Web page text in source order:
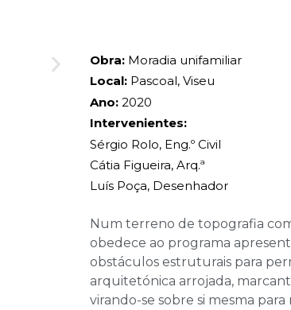
Obra: Moradia unifamiliar
Local: Pascoal, Viseu
Ano: 2020
Intervenientes:
Sérgio Rolo, Eng.º Civil
Cátia Figueira, Arq.ª
Luís Poça, Desenhador
Num terreno de topografia
obedece ao programa
obstáculos estruturais para
arquitetónica arrojada,
virando-se sobre si mesma